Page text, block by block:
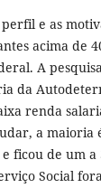
e as
acima de
A
da
renda
a maioria
ficou de um a
Social